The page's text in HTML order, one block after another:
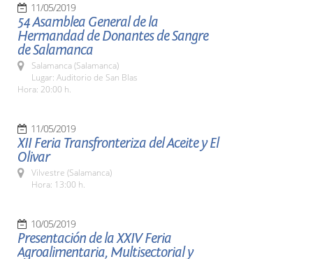
11/05/2019
54 Asamblea General de la
Hermandad de Donantes de Sangre
de Salamanca
Salamanca (Salamanca)
Lugar: Auditorio de San Blas
Hora: 20:00 h.
11/05/2019
XII Feria Transfronteriza del Aceite y El
Olivar
Vilvestre (Salamanca)
Hora: 13:00 h.
10/05/2019
Presentación de la XXIV Feria
Agroalimentaria, Multisectorial y